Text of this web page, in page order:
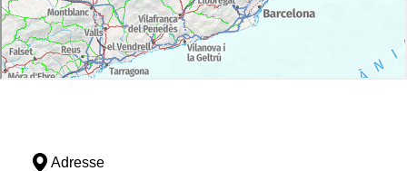
Adresse